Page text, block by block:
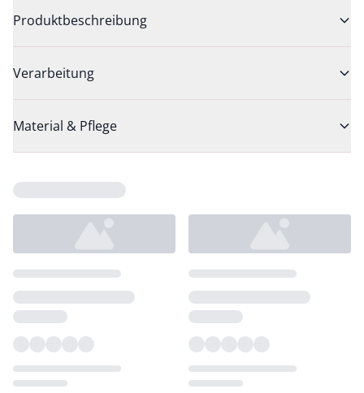
Produktbeschreibung
Verarbeitung
Material & Pflege